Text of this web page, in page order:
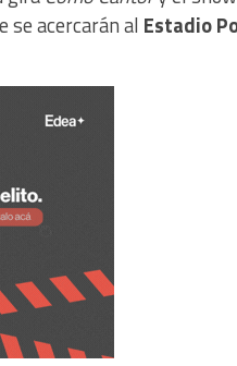
se acercarán al Estadio